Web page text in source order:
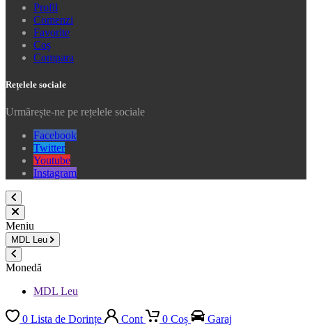
Profil
Comenzi
Favorite
Coș
Compara
Rețelele sociale
Urmărește-ne pe rețelele sociale
Facebook
Twitter
Youtube
Instagram
Meniu
MDL Leu
Monedă
MDL Leu
0 Lista de Dorințe Cont 0 Coș
Garaj